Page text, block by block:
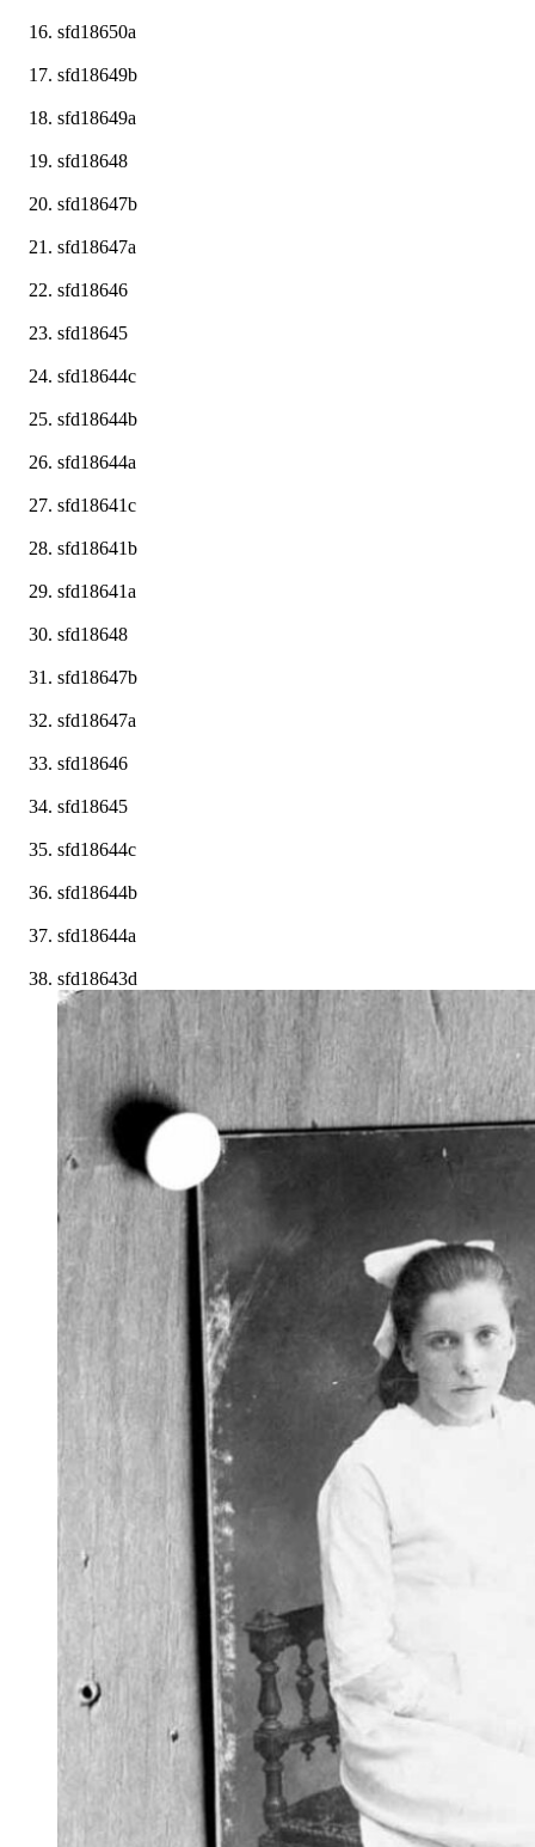
sfd18650a
sfd18649b
sfd18649a
sfd18648
sfd18647b
sfd18647a
sfd18646
sfd18645
sfd18644c
sfd18644b
sfd18644a
sfd18641c
sfd18641b
sfd18641a
sfd18648
sfd18647b
sfd18647a
sfd18646
sfd18645
sfd18644c
sfd18644b
sfd18644a
sfd18643d